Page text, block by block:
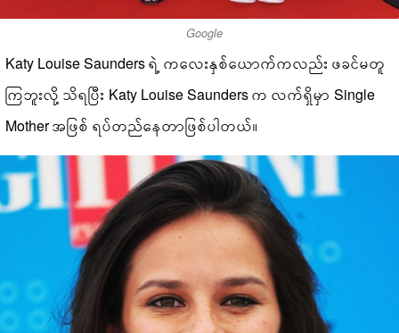
Google
Katy Louise Saunders ရဲ့ ကလေးနှစ်ယောက်ကလည်း ဖခင်မတူ
ကြဘူးလို့ သိရပြီး Katy Louise Saunders က လက်ရှိမှာ Single
Mother အဖြစ် ရပ်တည်နေတာဖြစ်ပါတယ်။